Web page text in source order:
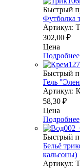
Быстрый
Футболка
Артикул:
302,00 ₽
Цена
Подробнее
Быстрый
Гель
Артикул:
58,30 ₽
Цена
Подробнее
Быстрый
Бельё
кальсоны)
Артикул: